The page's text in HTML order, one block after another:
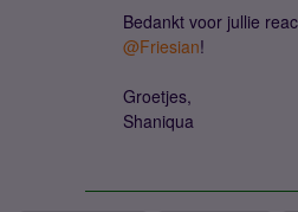
Bedankt voor jullie
@Friesian!
Groetjes,
Shaniqua